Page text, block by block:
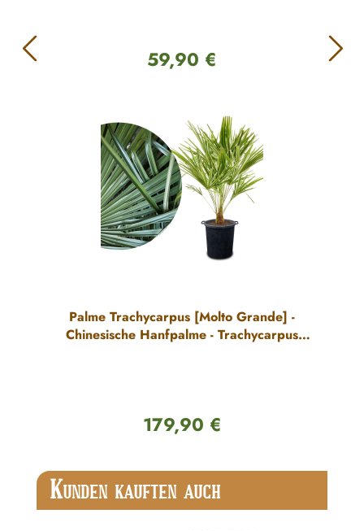
Regulärer Preis:
59,90 €
Palme Trachycarpus [Molto Grande] -
Chinesische Hanfpalme - Trachycarpus
Regulärer Preis:
179,90 €
Produktgalerie überspringen
KUNDEN KAUFTEN AUCH